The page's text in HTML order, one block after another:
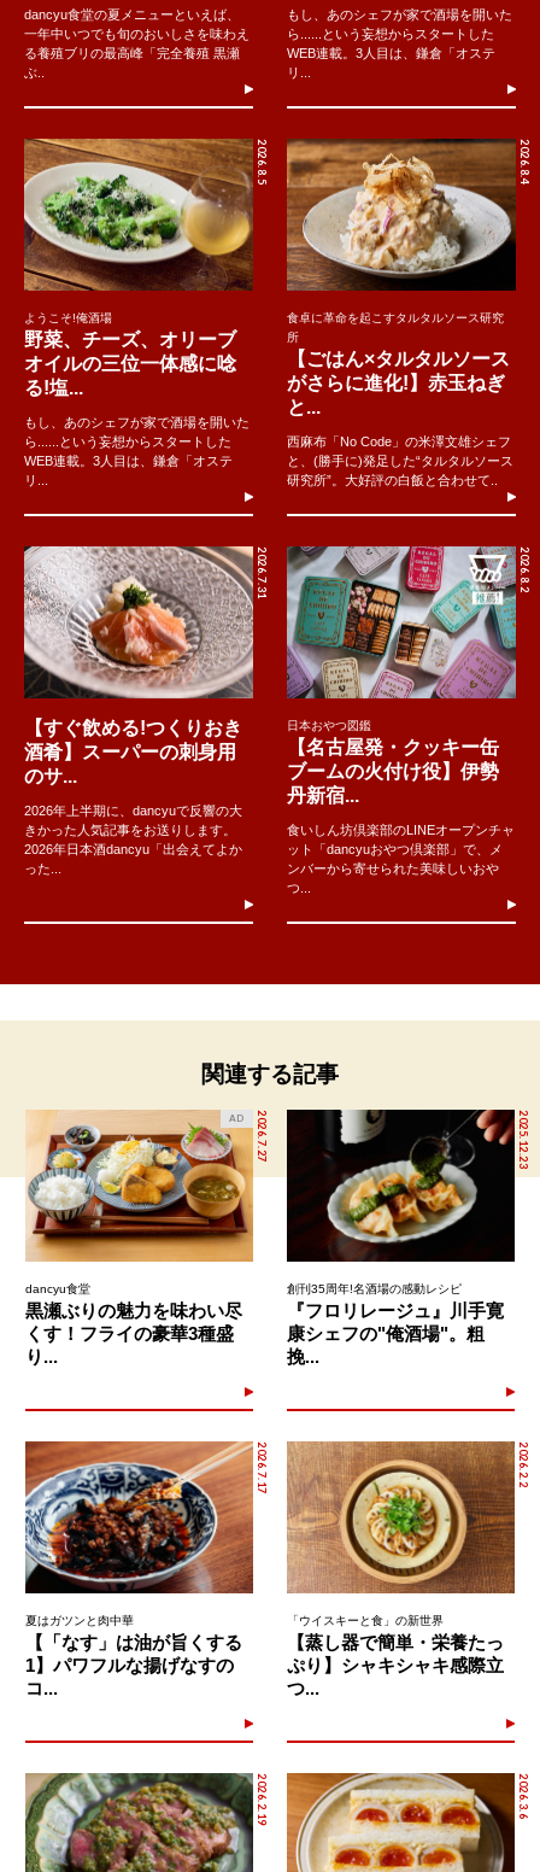
dancyu食堂の夏メニューといえば、
一年中いつでも旬のおいしさを味わえ
る養殖ブリの最高峰「完全養殖 黒瀬
ぶ..
もし、あのシェフが家で酒場を開いた
ら......という妄想からスタートした
WEB連載。3人目は、鎌倉「オステ
リ...
2026.8.5
ようこそ!俺酒場
野菜、チーズ、オリーブ
オイルの三位一体感に唸
る!塩...
もし、あのシェフが家で酒場を開いた
ら......という妄想からスタートした
WEB連載。3人目は、鎌倉「オステ
リ...
2026.8.4
食卓に革命を起こすタルタルソース研究
所
【ごはん×タルタルソース
がさらに進化!】赤玉ねぎ
と...
西麻布「No Code」の米澤文雄シェフ
と、(勝手に)発足した“タルタルソース
研究所”。大好評の白飯と合わせて..
2026.7.31
【すぐ飲める!つくりおき
酒肴】スーパーの刺身用
のサ...
2026年上半期に、dancyuで反響の大
きかった人気記事をお送りします。
2026年日本酒dancyu「出会えてよか
った...
2026.8.2
日本おやつ図鑑
【名古屋発・クッキー缶
ブームの火付け役】伊勢
丹新宿...
食いしん坊倶楽部のLINEオープンチャ
ット「dancyuおやつ倶楽部」で、メ
ンバーから寄せられた美味しいおや
つ...
関連する記事
2026.7.27
AD
dancyu食堂
黒瀬ぶりの魅力を味わい尽
くす！フライの豪華3種盛
り...
2025.12.23
創刊35周年!名酒場の感動レシピ
『フロリレージュ』川手寛
康シェフの"俺酒場"。粗
挽...
2026.7.17
夏はガツンと肉中華
【「なす」は油が旨くする
1】パワフルな揚げなすの
コ...
2026.2.2
「ウイスキーと食」の新世界
【蒸し器で簡単・栄養たっ
ぷり】シャキシャキ感際立
つ...
2026.2.19 2026.3.6